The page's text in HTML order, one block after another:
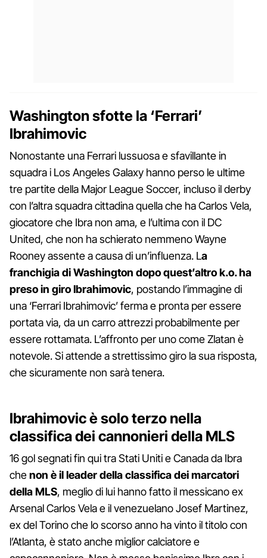
Washington sfotte la ‘Ferrari’
Ibrahimovic
Nonostante una Ferrari lussuosa e sfavillante in
squadra i Los Angeles Galaxy hanno perso le ultime
tre partite della Major League Soccer, incluso il derby
con l’altra squadra cittadina quella che ha Carlos Vela,
giocatore che Ibra non ama, e l’ultima con il DC
United, che non ha schierato nemmeno Wayne
Rooney assente a causa di un’influenza. La
franchigia di Washington dopo quest’altro k.o. ha
preso in giro Ibrahimovic, postando l’immagine di
una ‘Ferrari Ibrahimovic’ ferma e pronta per essere
portata via, da un carro attrezzi probabilmente per
essere rottamata. L’affronto per uno come Zlatan è
notevole. Si attende a strettissimo giro la sua risposta,
che sicuramente non sarà tenera.
Ibrahimovic è solo terzo nella
classifica dei cannonieri della MLS
16 gol segnati fin qui tra Stati Uniti e Canada da Ibra
chenon è il leader della classifica dei marcatori
della MLS, meglio di lui hanno fatto il messicano ex
Arsenal Carlos Vela e il venezuelano Josef Martinez,
ex del Torino che lo scorso anno ha vinto il titolo con
l’Atlanta, è stato anche miglior calciatore e